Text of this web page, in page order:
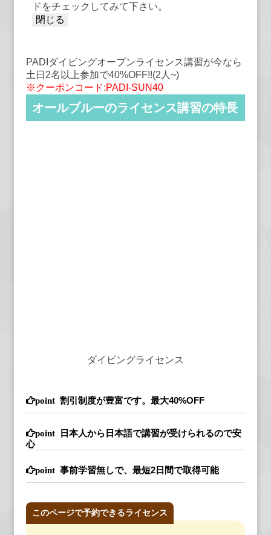
ドをチェックしてみて下さい。
PADIダイビングオープンライセンス講習が今なら
土日2名以上参加で40%OFF!!(2人~)
※クーポンコード:PADI-SUN40
オールブルーのライセンス講習の特長
ダイビングライセンス
割引制度が豊富です。最大40%OFF
日本人から日本語で講習が受けられるので安
心
事前学習無しで、最短2日間で取得可能
このページで予約できるライセンス